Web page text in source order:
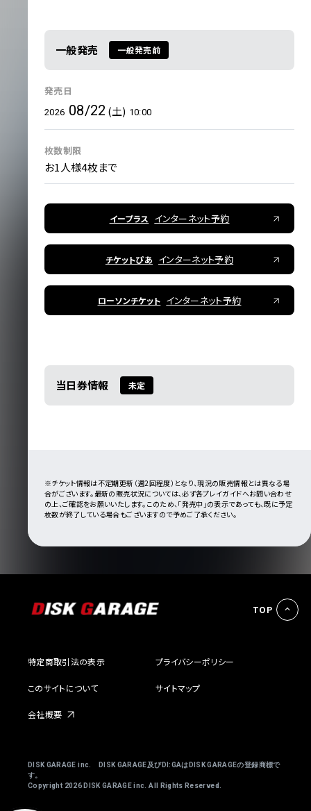
一般発売 一般発売前
発売日
2026 08/22 (土) 10:00
枚数制限
お1人様4枚まで
イープラス インターネット予約
チケットぴあ インターネット予約
ローソンチケット インターネット予約
当日券情報 未定
※チケット情報は不定期更新（週2回程度）となり、現況の販売情報とは異なる場
合がございます。最新の販売状況については、必ず各プレイガイドへお問い合わせ
の上、ご確認をお願いいたします。このため、「発売中」の表示であっても、既に予定
枚数が終了している場合もございますので予めご了承ください。
TOP
特定商取引法の表示 プライバシーポリシー
このサイトについて サイトマップ
会社概要
DISK GARAGE inc. DISK GARAGE及びDI:GAはDISK GARAGEの登録商標で
す。
Copyright 2026 DISK GARAGE inc. All Rights Reserved.